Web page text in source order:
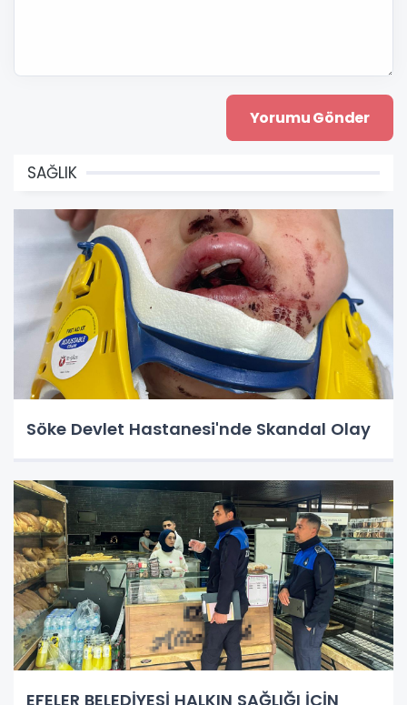
SAĞLIK
Söke Devlet Hastanesi'nde Skandal Olay
EFELER BELEDİYESİ HALKIN SAĞLIĞI İÇİN